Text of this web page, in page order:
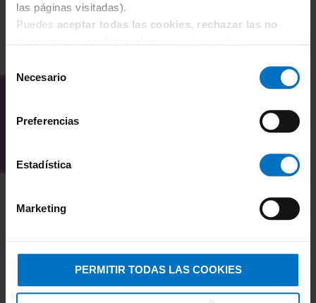
las páginas visitadas).
Puedes aceptar todas las cookies, rechazar las no
Necesario
Preferencias
Estadística
Marketing
PERMITIR TODAS LAS COOKIES
OPINIONES DEL CLIENTE (0)/
DEJA TU OPINIÓN
Todavía no hay opiniones sobre este producto